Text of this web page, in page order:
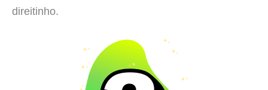
direitinho.